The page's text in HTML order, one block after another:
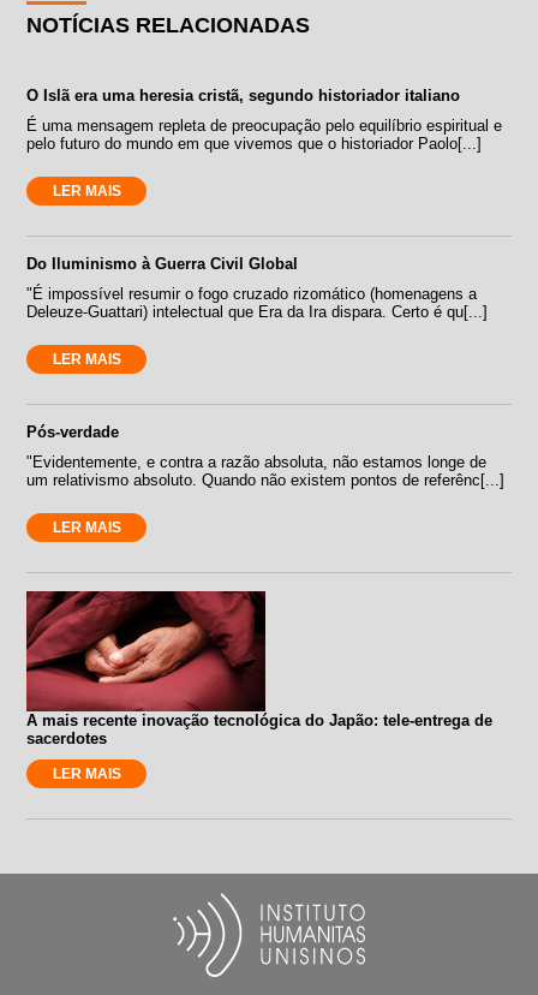
NOTÍCIAS RELACIONADAS
O Islã era uma heresia cristã, segundo historiador italiano
É uma mensagem repleta de preocupação pelo equilíbrio espiritual e
pelo futuro do mundo em que vivemos que o historiador Paolo[...]
LER MAIS
Do Iluminismo à Guerra Civil Global
"É impossível resumir o fogo cruzado rizomático (homenagens a
Deleuze-Guattari) intelectual que Era da Ira dispara. Certo é qu[...]
LER MAIS
Pós-verdade
"Evidentemente, e contra a razão absoluta, não estamos longe de
um relativismo absoluto. Quando não existem pontos de referênc[...]
LER MAIS
A mais recente inovação tecnológica do Japão: tele-entrega de
sacerdotes
LER MAIS